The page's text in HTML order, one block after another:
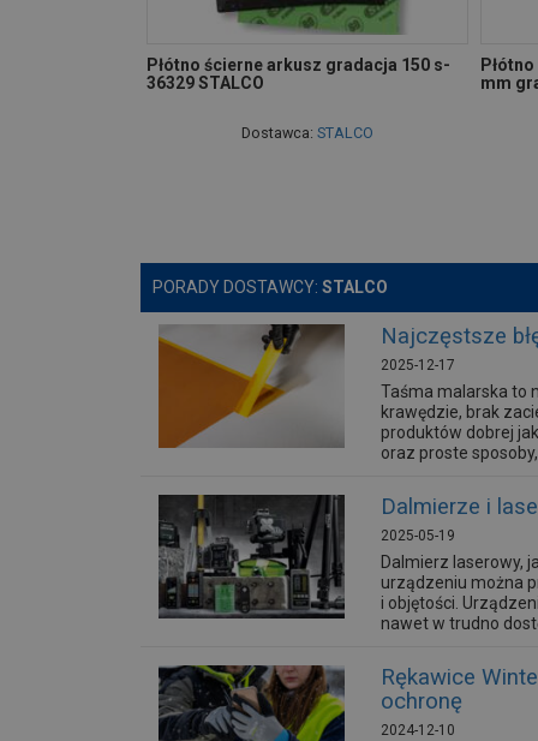
Płótno ścierne arkusz gradacja 150 s-
36329 STALCO
Dostawca: STALCO
mm
PORADY DOSTAWCY: STALCO
Najczęstsze
2025-12-17
Taśma malarska to
krawędzie, brak
produktów dobrej
oraz proste
Dalmierze i
2025-05-19
Dalmierz laserowy,
urządzeniu można
i objętości.
nawet w trudno
Rękawice
ochronę
2024-12-10